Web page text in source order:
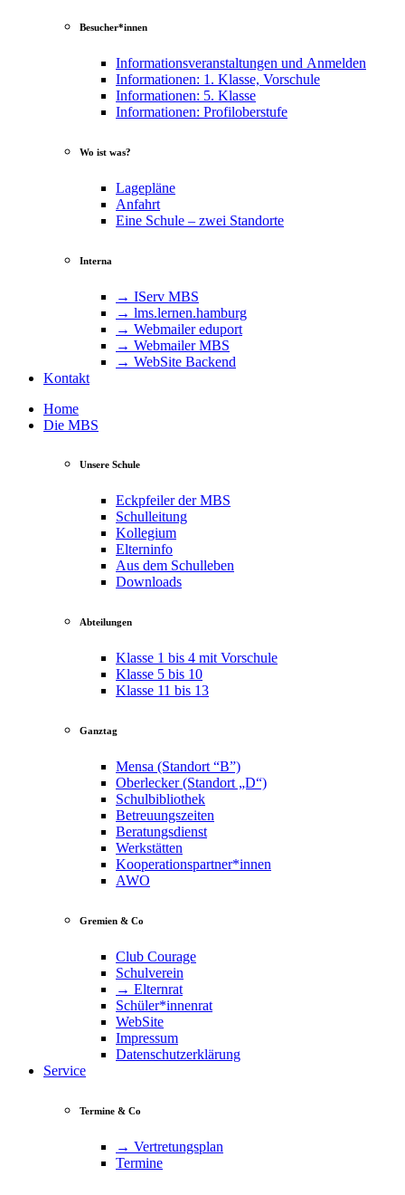
Besucher*innen
Informationsveranstaltungen und Anmelden
Informationen: 1. Klasse, Vorschule
Informationen: 5. Klasse
Informationen: Profiloberstufe
Wo ist was?
Lagepläne
Anfahrt
Eine Schule – zwei Standorte
Interna
→ IServ MBS
→ lms​.ler​nen​.ham​burg
→ Webmailer eduport
→ Webmailer MBS
→ WebSite Backend
Kontakt
Home
Die MBS
Unsere Schule
Eckpfeiler der MBS
Schulleitung
Kollegium
Elterninfo
Aus dem Schulleben
Downloads
Abteilungen
Klasse 1 bis 4 mit Vorschule
Klasse 5 bis 10
Klasse 11 bis 13
Ganztag
Mensa (Standort “B”)
Oberlecker (Standort „D“)
Schulbibliothek
Betreuungszeiten
Beratungsdienst
Werkstätten
Kooperationspartner*innen
AWO
Gremien & Co
Club Courage
Schulverein
→ Elternrat
Schüler*innenrat
WebSite
Impressum
Datenschutzerklärung
Service
Termine & Co
→ Vertretungsplan
Termine